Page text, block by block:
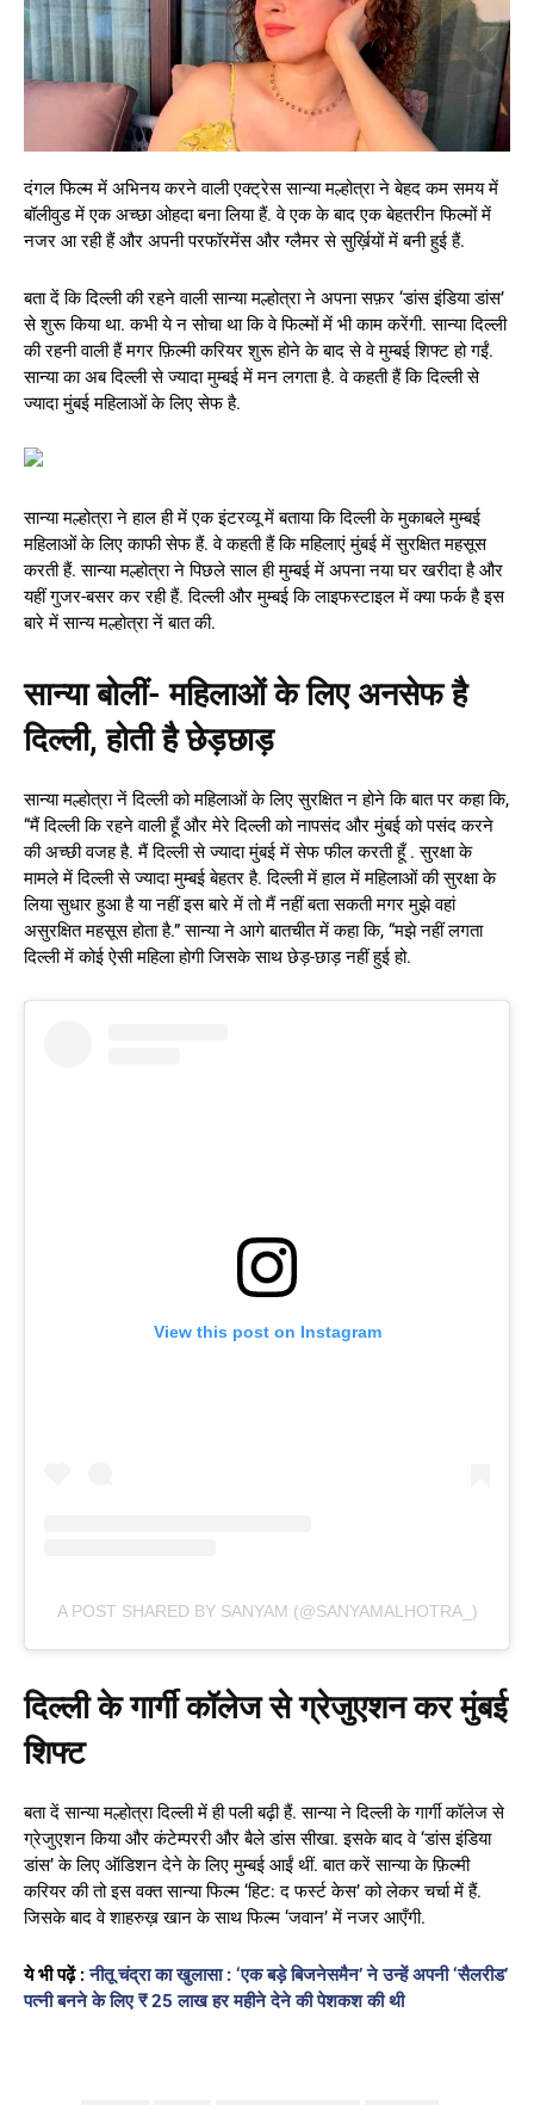
दंगल फिल्म में अभिनय करने वाली एक्ट्रेस सान्या मल्होत्रा ने बेहद कम समय में
बॉलीवुड में एक अच्छा ओहदा बना लिया हैं. वे एक के बाद एक बेहतरीन फिल्मों में
नजर आ रही हैं और अपनी परफॉरमेंस और ग्लैमर से सुर्ख़ियों में बनी हुई हैं.
बता दें कि दिल्ली की रहने वाली सान्या मल्होत्रा ने अपना सफ़र ‘डांस इंडिया डांस’
से शुरू किया था. कभी ये न सोचा था कि वे फिल्मों में भी काम करेंगी. सान्या दिल्ली
की रहनी वाली हैं मगर फ़िल्मी करियर शुरू होने के बाद से वे मुम्बई शिफ्ट हो गईं.
सान्या का अब दिल्ली से ज्यादा मुम्बई में मन लगता है. वे कहती हैं कि दिल्ली से
ज्यादा मुंबई महिलाओं के लिए सेफ है.
सान्या मल्होत्रा ने हाल ही में एक इंटरव्यू में बताया कि दिल्ली के मुकाबले मुम्बई
महिलाओं के लिए काफी सेफ हैं. वे कहती हैं कि महिलाएं मुंबई में सुरक्षित महसूस
करती हैं. सान्या मल्होत्रा ने पिछले साल ही मुम्बई में अपना नया घर खरीदा है और
यहीं गुजर-बसर कर रही हैं. दिल्ली और मुम्बई कि लाइफस्टाइल में क्या फर्क है इस
बारे में सान्य मल्होत्रा नें बात की.
सान्या बोलीं- महिलाओं के लिए अनसेफ है
दिल्ली, होती है छेड़छाड़
सान्या मल्होत्रा नें दिल्ली को महिलाओं के लिए सुरक्षित न होने कि बात पर कहा कि,
“मैं दिल्ली कि रहने वाली हूँ और मेरे दिल्ली को नापसंद और मुंबई को पसंद करने
की अच्छी वजह है. मैं दिल्ली से ज्यादा मुंबई में सेफ फील करती हूँ . सुरक्षा के
मामले में दिल्ली से ज्यादा मुम्बई बेहतर है. दिल्ली में हाल में महिलाओं की सुरक्षा के
लिया सुधार हुआ है या नहीं इस बारे में तो मैं नहीं बता सकती मगर मुझे वहां
असुरक्षित महसूस होता है.” सान्या ने आगे बातचीत में कहा कि, “मझे नहीं लगता
दिल्ली में कोई ऐसी महिला होगी जिसके साथ छेड़-छाड़ नहीं हुई हो.
View this post on Instagram
A POST SHARED BY SANYAM (@SANYAMALHOTRA_)
दिल्ली के गार्गी कॉलेज से ग्रेजुएशन कर मुंबई
शिफ्ट
बता दें सान्या मल्होत्रा दिल्ली में ही पली बढ़ी हैं. सान्या ने दिल्ली के गार्गी कॉलेज से
ग्रेजुएशन किया और कंटेम्पररी और बैले डांस सीखा. इसके बाद वे ‘डांस इंडिया
डांस’ के लिए ऑडिशन देने के लिए मुम्बई आईं थीं. बात करें सान्या के फ़िल्मी
करियर की तो इस वक्त सान्या फिल्म ‘हिट: द फर्स्ट केस’ को लेकर चर्चा में हैं.
जिसके बाद वे शाहरुख़ खान के साथ फिल्म ‘जवान’ में नजर आएँगी.
ये भी पढ़ें :नीतू चंद्रा का खुलासा : ‘एक बड़े बिजनेसमैन’ ने उन्हें अपनी ‘सैलरीड’
पत्नी बनने के लिए ₹ 25 लाख हर महीने देने की पेशकश की थी